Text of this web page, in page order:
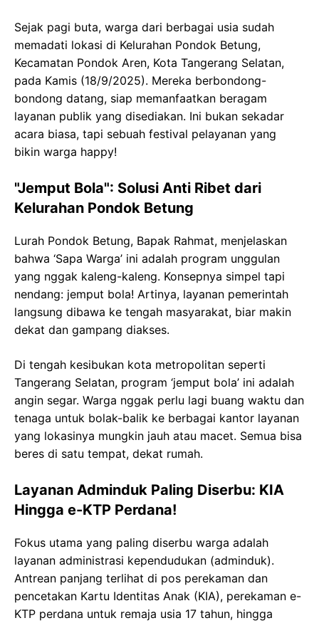
Sejak pagi buta, warga dari berbagai usia sudah
memadati lokasi di Kelurahan Pondok Betung,
Kecamatan Pondok Aren, Kota Tangerang Selatan,
pada Kamis (18/9/2025). Mereka berbondong-
bondong datang, siap memanfaatkan beragam
layanan publik yang disediakan. Ini bukan sekadar
acara biasa, tapi sebuah festival pelayanan yang
bikin warga happy!
"Jemput Bola": Solusi Anti Ribet dari
Kelurahan Pondok Betung
Lurah Pondok Betung, Bapak Rahmat, menjelaskan
bahwa ‘Sapa Warga’ ini adalah program unggulan
yang nggak kaleng-kaleng. Konsepnya simpel tapi
nendang: jemput bola! Artinya, layanan pemerintah
langsung dibawa ke tengah masyarakat, biar makin
dekat dan gampang diakses.
Di tengah kesibukan kota metropolitan seperti
Tangerang Selatan, program ‘jemput bola’ ini adalah
angin segar. Warga nggak perlu lagi buang waktu dan
tenaga untuk bolak-balik ke berbagai kantor layanan
yang lokasinya mungkin jauh atau macet. Semua bisa
beres di satu tempat, dekat rumah.
Layanan Adminduk Paling Diserbu: KIA
Hingga e-KTP Perdana!
Fokus utama yang paling diserbu warga adalah
layanan administrasi kependudukan (adminduk).
Antrean panjang terlihat di pos perekaman dan
pencetakan Kartu Identitas Anak (KIA), perekaman e-
KTP perdana untuk remaja usia 17 tahun, hingga